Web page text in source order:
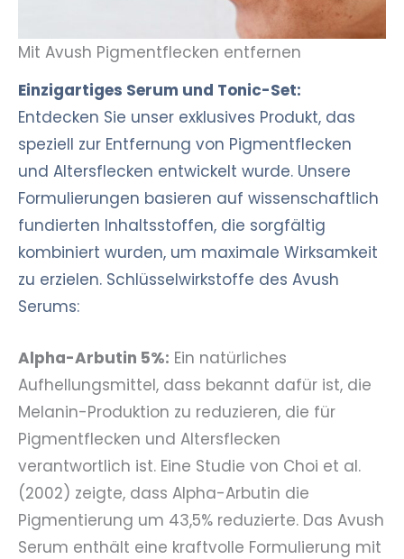
Mit Avush Pigmentflecken entfernen
Einzigartiges Serum und Tonic-Set:
Entdecken Sie unser exklusives Produkt, das
speziell zur Entfernung von Pigmentflecken
und Altersflecken entwickelt wurde. Unsere
Formulierungen basieren auf wissenschaftlich
fundierten Inhaltsstoffen, die sorgfältig
kombiniert wurden, um maximale Wirksamkeit
zu erzielen. Schlüsselwirkstoffe des Avush
Serums:
Alpha-Arbutin 5%: Ein natürliches
Aufhellungsmittel, dass bekannt dafür ist, die
Melanin-Produktion zu reduzieren, die für
Pigmentflecken und Altersflecken
verantwortlich ist. Eine Studie von Choi et al.
(2002) zeigte, dass Alpha-Arbutin die
Pigmentierung um 43,5% reduzierte. Das Avush
Serum enthält eine kraftvolle Formulierung mit